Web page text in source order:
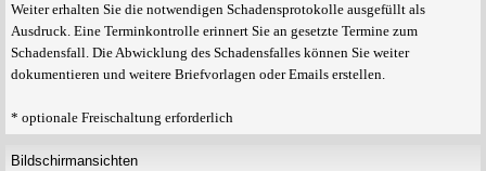
Weiter erhalten Sie die notwendigen Schadensprotokolle ausgefüllt als
Ausdruck. Eine Terminkontrolle erinnert Sie an gesetzte Termine zum
Schadensfall. Die Abwicklung des Schadensfalles können Sie weiter
dokumentieren und weitere Briefvorlagen oder Emails erstellen.
* optionale Freischaltung erforderlich
Bildschirmansichten